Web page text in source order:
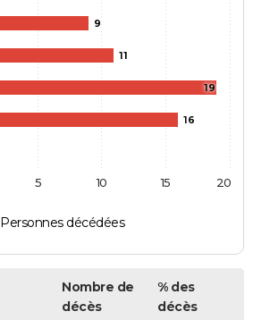
9
11
19
16
Personnes décédées
5 10 15 20
Nombre de
décès
% des
décès